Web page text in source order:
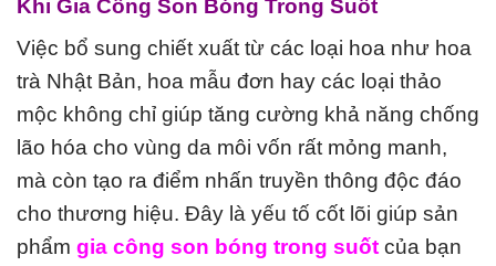
Khi Gia Công Son Bóng Trong Suốt
Việc bổ sung chiết xuất từ các loại hoa như hoa
trà Nhật Bản, hoa mẫu đơn hay các loại thảo
mộc không chỉ giúp tăng cường khả năng chống
lão hóa cho vùng da môi vốn rất mỏng manh,
mà còn tạo ra điểm nhấn truyền thông độc đáo
cho thương hiệu. Đây là yếu tố cốt lõi giúp sản
phẩm gia công son bóng trong suốt của bạn